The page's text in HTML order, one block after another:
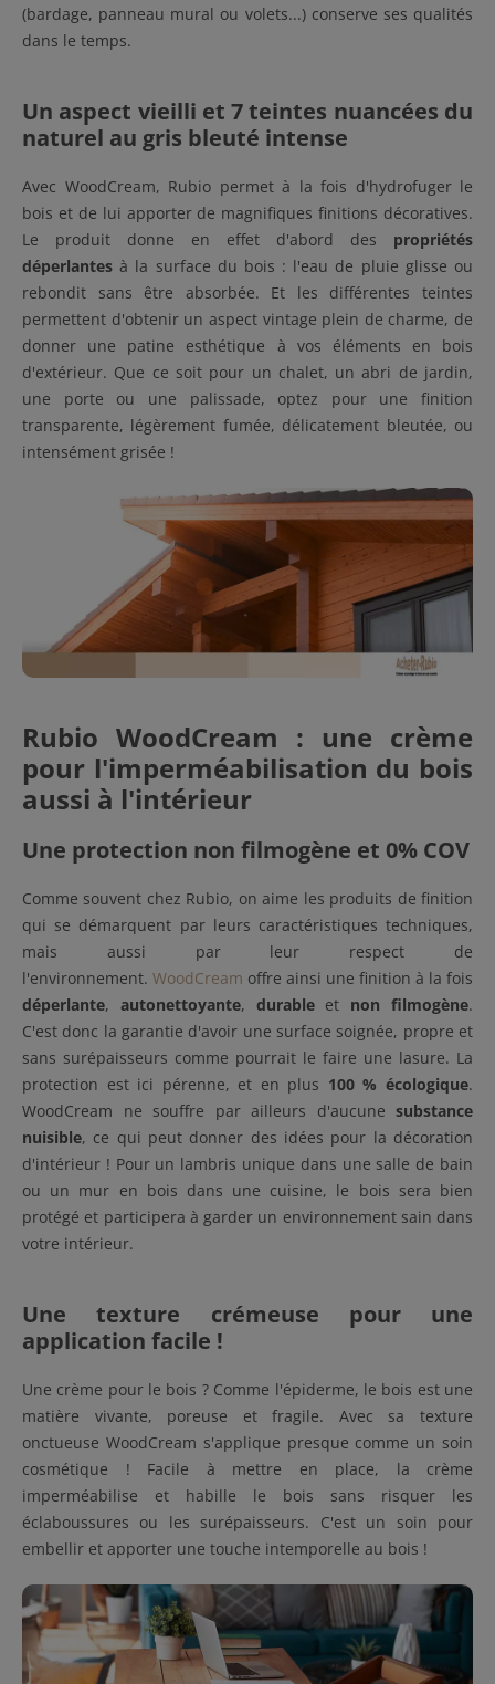
(bardage, panneau mural ou volets...) conserve ses qualités
dans le temps.
Un aspect vieilli et 7 teintes nuancées du
naturel au gris bleuté intense
Avec WoodCream, Rubio permet à la fois d'hydrofuger le
bois et de lui apporter de magnifiques finitions décoratives.
Le produit donne en effet d'abord des propriétés
déperlantes à la surface du bois : l'eau de pluie glisse ou
rebondit sans être absorbée. Et les différentes teintes
permettent d'obtenir un aspect vintage plein de charme, de
donner une patine esthétique à vos éléments en bois
d'extérieur. Que ce soit pour un chalet, un abri de jardin,
une porte ou une palissade, optez pour une finition
transparente, légèrement fumée, délicatement bleutée, ou
intensément grisée !
Rubio WoodCream : une crème
pour l'imperméabilisation du bois
aussi à l'intérieur
Une protection non filmogène et 0% COV
Comme souvent chez Rubio, on aime les produits de finition
qui se démarquent par leurs caractéristiques techniques,
mais aussi par leur respect de
l'environnement. WoodCream offre ainsi une finition à la fois
déperlante, autonettoyante, durableet non filmogène.
C'est donc la garantie d'avoir une surface soignée, propre et
sans surépaisseurs comme pourrait le faire une lasure. La
protection est ici pérenne, et en plus 100 % écologique.
WoodCream ne souffre par ailleurs d'aucune substance
nuisible, ce qui peut donner des idées pour la décoration
d'intérieur ! Pour un lambris unique dans une salle de bain
ou un mur en bois dans une cuisine, le bois sera bien
protégé et participera à garder un environnement sain dans
votre intérieur.
Une texture crémeuse pour une
application facile !
Une crème pour le bois ? Comme l'épiderme, le bois est une
matière vivante, poreuse et fragile. Avec sa texture
onctueuse WoodCream s'applique presque comme un soin
cosmétique ! Facile à mettre en place, la crème
imperméabilise et habille le bois sans risquer les
éclaboussures ou les surépaisseurs. C'est un soin pour
embellir et apporter une touche intemporelle au bois !